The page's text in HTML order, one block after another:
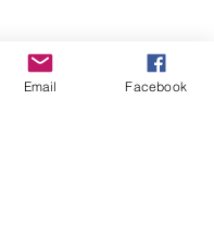
Email Facebook